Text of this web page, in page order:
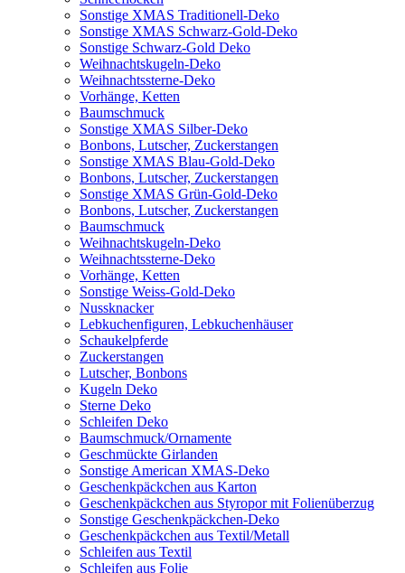
Sonstige XMAS Traditionell-Deko
Sonstige XMAS Schwarz-Gold-Deko
Sonstige Schwarz-Gold Deko
Weihnachtskugeln-Deko
Weihnachtssterne-Deko
Vorhänge, Ketten
Baumschmuck
Sonstige XMAS Silber-Deko
Bonbons, Lutscher, Zuckerstangen
Sonstige XMAS Blau-Gold-Deko
Bonbons, Lutscher, Zuckerstangen
Sonstige XMAS Grün-Gold-Deko
Bonbons, Lutscher, Zuckerstangen
Baumschmuck
Weihnachtskugeln-Deko
Weihnachtssterne-Deko
Vorhänge, Ketten
Sonstige Weiss-Gold-Deko
Nussknacker
Lebkuchenfiguren, Lebkuchenhäuser
Schaukelpferde
Zuckerstangen
Lutscher, Bonbons
Kugeln Deko
Sterne Deko
Schleifen Deko
Baumschmuck/Ornamente
Geschmückte Girlanden
Sonstige American XMAS-Deko
Geschenkpäckchen aus Karton
Geschenkpäckchen aus Styropor mit Folienüberzug
Sonstige Geschenkpäckchen-Deko
Geschenkpäckchen aus Textil/Metall
Schleifen aus Textil
Schleifen aus Folie